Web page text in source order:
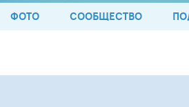
ФОТО СООБЩЕСТВО